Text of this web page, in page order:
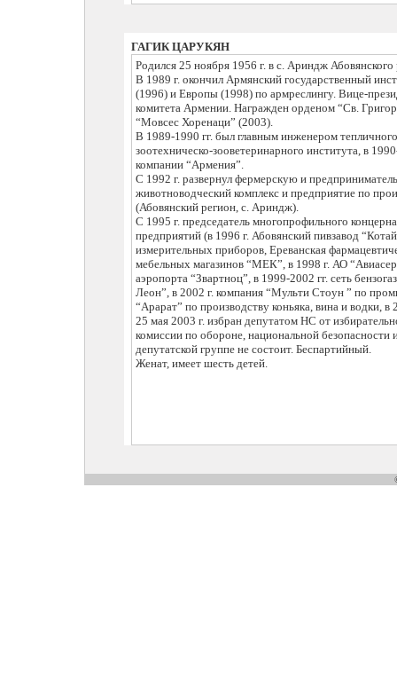
ГАГИК ЦАРУКЯН
Родился 25 ноября 1956 г. в с. Ариндж Абовянского
В 1989 г. окончил Армянский государственный
(1996) и Европы (1998) по армреслингу. Вице-
комитета Армении. Награжден орденом “Св.
“Мовсес Хоренаци” (2003).
В 1989-1990 гг. был главным инженером
зоотехническо-зооветеринарного института, в
компании “Армения”.
С 1992 г. развернул фермерскую и
животноводческий комплекс и предприятие по
(Абовянский регион, с. Ариндж).
С 1995 г. председатель многопрофильного
предприятий (в 1996 г. Абовянский пивзавод
измерительных приборов, Ереванская
мебельных магазинов “МЕК”, в 1998 г. АО
аэропорта “Звартноц”, в 1999-2002 гг. сеть
Леон”, в 2002 г. компания “Мульти Стоун ” по
“Арарат” по производству коньяка, вина и водки,
25 мая 2003 г. избран депутатом НС от
комиссии по обороне, национальной
депутатской группе не состоит. Беспартийный.
Женат, имеет шесть детей.